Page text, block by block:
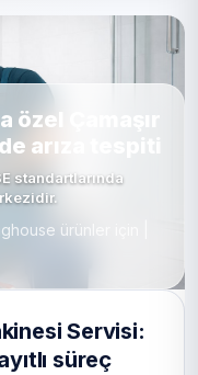
Çamaşır
arıza tespiti
standartlarında
ürünler için |
Servisi:
süreç